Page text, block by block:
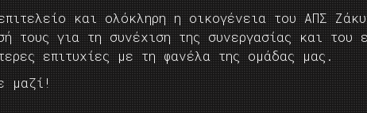
και ολόκληρη η οικογένεια του ΑΠΣ
τους για τη συνέχιση της συνεργασίας και του
επιτυχίες με τη φανέλα της ομάδας μας.
μαζί!